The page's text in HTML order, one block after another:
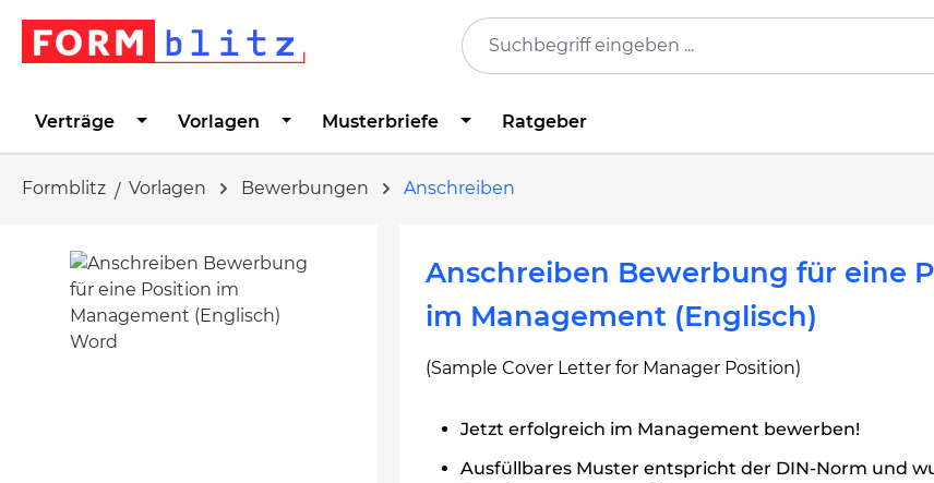
Zur Hauptnavigation springen
Verträge Vorlagen Musterbriefe Ratgeber
Formblitz Vorlagen Bewerbungen Anschreiben
Anschreiben Bewerbung für eine
im Management (Englisch)
(Sample Cover Letter for Manager Position)
Jetzt erfolgreich im Management bewerben!
Ausfüllbares Muster entspricht der DIN-Norm und